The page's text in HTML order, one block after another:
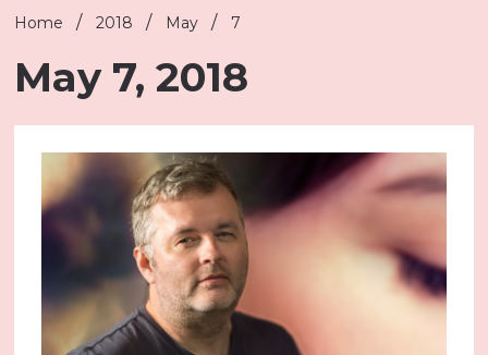
Home 2018 May 7
May 7, 2018